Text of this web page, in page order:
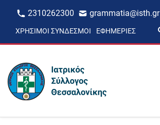
2310262300 grammatia@isth.gr
ΧΡΉΣΙΜΟΙ ΣΎΝΔΕΣΜΟΙ ΕΦΗΜΕΡΊΕΣ